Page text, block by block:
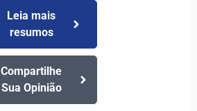
Leia mais
resumos
Compartilhe
Sua Opinião